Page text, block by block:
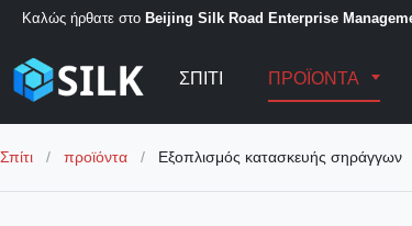
Καλώς ήρθατε στο Beijing Silk Road Enterprise
ΣΠΊΤΙ ΠΡΟΪΌΝΤΑ
Σπίτι / προϊόντα / Εξοπλισμός κατασκευής σηράγγων